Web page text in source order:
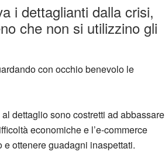
i dettaglianti dalla crisi,
che non si utilizzino gli
con occhio benevolo le
dettaglio sono costretti ad abbassare
economiche e l’e-commerce
ottenere guadagni inaspettati.